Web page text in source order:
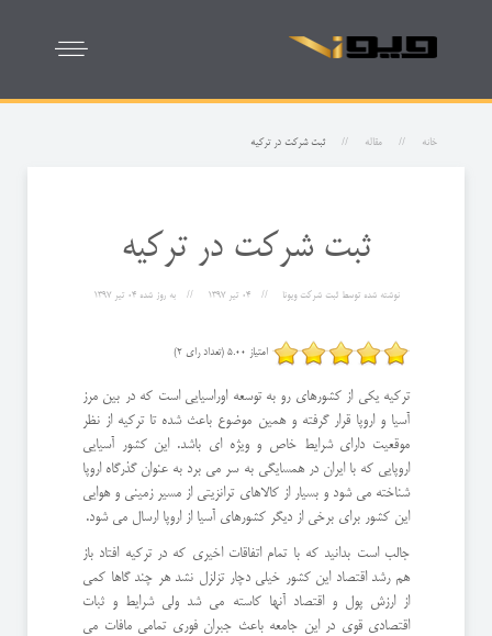
خانه مقاله ثبت شرکت در ترکیه
ثبت شرکت در ترکیه
نوشته شده توسطثبت شرکت ویونا 04 تیر 1397 به روز شده04 تیر 1397
امتیاز 5.00 (تعداد رای 2)
ترکیه یکی از کشورهای رو به توسعه اوراسیایی است که در بین مرز
آسیا و اروپا قرار گرفته و همین موضوع باعث شده تا ترکیه از نظر
موقعیت دارای شرایط خاص و ویژه ای باشد. این کشور آسیایی
اروپایی که با ایران در همسایگی به سر می برد به عنوان گذرگاه اروپا
شناخته می شود و بسیار از کالاهای ترانزیتی از مسیر زمینی و هوایی
این کشور برای برخی از دیگر کشورهای آسیا از اروپا ارسال می شود.
جالب است بدانید که با تمام اتفاقات اخیری که در ترکیه افتاد باز
هم رشد اقتصاد این کشور خیلی دچار تزلزل نشد هر چند گاها کمی
از ارزش پول و اقتصاد آنها کاسته می شد ولی شرایط و ثبات
اقتصادی قوی در این جامعه باعث جبران فوری تمامی مافات می